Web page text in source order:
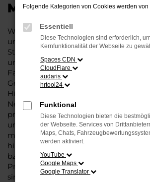
MINDEN
Wer in puncto Qualität keinerlei
und bei Fahrten durch Minden auf
Stand der Automobiltechnik sein
unweigerlich bei einem VW ID.3 EU-
Fahrzeug überzeugt vor allem in der
Generation in den Vergleichstests und
Hinsicht als Trendsetter. Wenn Sie
Neuwagen für Minden bei
profitieren Sie gleich mehrfach. So
umfangreichen Service und bringen
mehr als 80 Jahren in die Beratung
hinaus sichern Sie sich bei jedem Kauf
bzw. Nachlass, der teilweise im
Prozentbereich liegt. VW ID.3 EU-
sind bei uns auch im Leasing zu haben
Folgende Kategorien von Cookies werden
Essentiell
Diese Technologien sind erforderlich,
Kernfunktionalität der Webseite zu
Spaces CDN
CloudFlare
audaris
hrtool24
Funktional
Diese Technologien bieten die
der Webseite. Services von
Maps, Chats,
werden aktiviert.
YouTube
Google Maps
Google Translator